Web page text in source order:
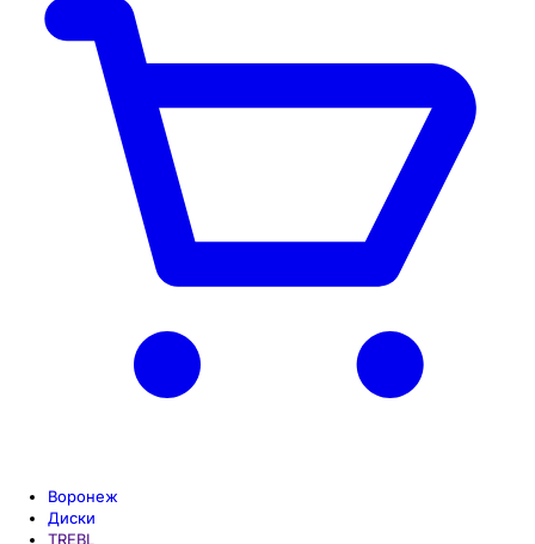
Воронеж
Диски
TREBL